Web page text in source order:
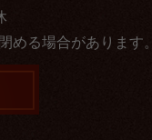
める場合があります。